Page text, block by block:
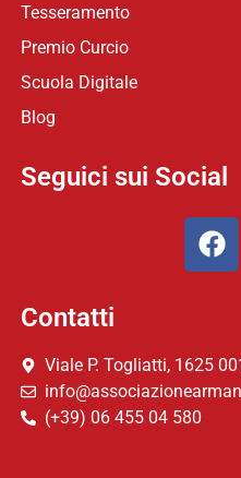
Tesseramento
Premio Curcio
Scuola Digitale
Blog
Seguici sui Social
Contatti
Viale P. Togliatti, 1625
(+39) 06 455 04 580